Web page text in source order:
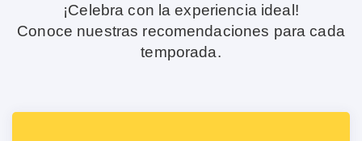
¡Celebra con la experiencia ideal!
Conoce nuestras recomendaciones para cada
temporada.